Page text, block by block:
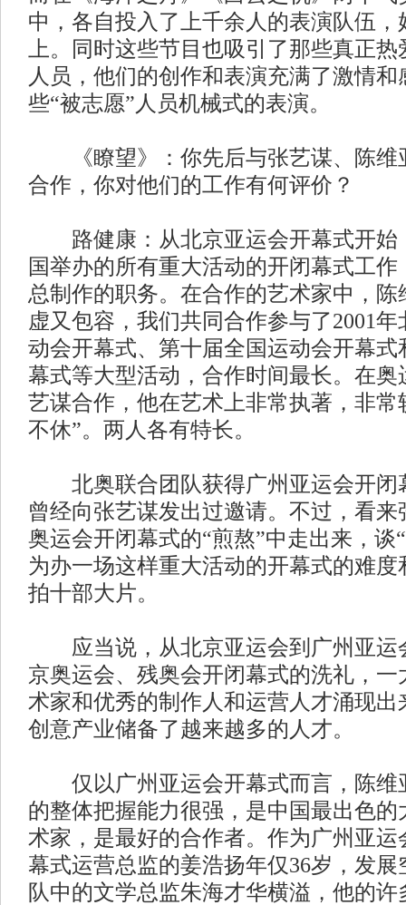
中，各自投入了上千余人的表演队伍，
上。同时这些节目也吸引了那些真正
人员，他们的创作和表演充满了激情
些“被志愿”人员机械式的表演。
《瞭望》：你先后与张艺谋、陈维
合作，你对他们的工作有何评价？
路健康：从北京亚运会开幕式开始
国举办的所有重大活动的开闭幕式工
总制作的职务。在合作的艺术家中，陈
虚又包容，我们共同合作参与了2001
动会开幕式、第十届全国运动会开幕式
幕式等大型活动，合作时间最长。在奥
艺谋合作，他在艺术上非常执著，非常
不休”。两人各有特长。
北奥联合团队获得广州亚运会开闭
曾经向张艺谋发出过邀请。不过，看
奥运会开闭幕式的“煎熬”中走出来，谈
为办一场这样重大活动的开幕式的难
拍十部大片。
应当说，从北京亚运会到广州亚运
京奥运会、残奥会开闭幕式的洗礼，一
术家和优秀的制作人和运营人才涌现出
创意产业储备了越来越多的人才。
仅以广州亚运会开幕式而言，陈维
的整体把握能力很强，是中国最出色的
术家，是最好的合作者。作为广州亚运
幕式运营总监的姜浩扬年仅36岁，发
队中的文学总监朱海才华横溢，他的